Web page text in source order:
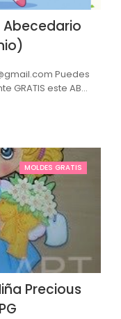
Abecedario
Puedes
GRATIS este AB…
MOLDES GRATIS
Precious